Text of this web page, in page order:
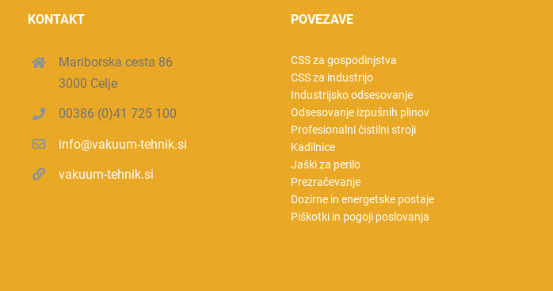
KONTAKT
Mariborska cesta 86
3000 Celje
00386 (0)41 725 100
info@vakuum-tehnik.si
vakuum-tehnik.si
POVEZAVE
CSS za gospodinjstva
CSS za industrijo
Industrijsko odsesovanje
Odsesovanje izpušnih plinov
Profesionalni čistilni stroji
Kadilnice
Jaški za perilo
Prezračevanje
Dozirne in energetske postaje
Piškotki in pogoji poslovanja